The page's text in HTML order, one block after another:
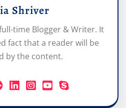
Shriver
time Blogger & Writer. It
fact that a reader will be
by the content.